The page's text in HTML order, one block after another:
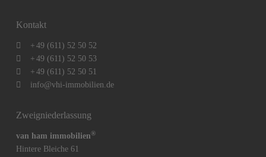
Kontakt
+ 49 (611) 52 50 52
+ 49 (611) 52 50 53
+ 49 (611) 52 50 51
info@vhi-immobilien.de
Zweigniederlassung
van ham immobilien®
Hintere Bleiche 61